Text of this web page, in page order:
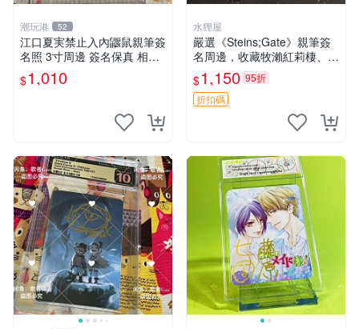
潮玩港 52
江口夏実禁止入內鼴鼠親筆簽
名照 3寸周邊 簽名保真 相框
包裝 禁止入內 麵簽 周邊 親
筆簽名 時尚周邊 原裝卡磚
$1,010
水狸屋
嚴選《Steins;Gate》親筆簽
名周邊，收藏牧瀨紅莉棲、椎
名真由理、菲利斯喵喵人氣卡
牌 簽字照片 牧瀨紅莉棲 椎名
真由理
$1,150 95折
折扣碼